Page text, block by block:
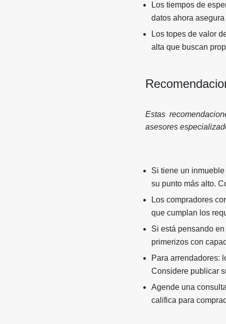
Los tiempos de
datos ahora
Los topes de valor
alta que buscan
Estas
asesores
Si tiene un
su punto más alto.
Los compradores
que cumplan los
Si está pensando
primerizos con
Para arrendadores:
Considere publicar
Agende una
califica para